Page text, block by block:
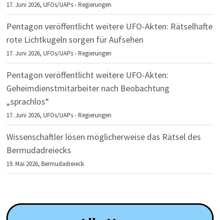
17. Juni 2026,UFOs/UAPs - Regierungen
Pentagon veröffentlicht weitere UFO-Akten: Rätselhafte
rote Lichtkugeln sorgen für Aufsehen
17. Juni 2026,UFOs/UAPs - Regierungen
Pentagon veröffentlicht weitere UFO-Akten:
Geheimdienstmitarbeiter nach Beobachtung
„sprachlos“
17. Juni 2026,UFOs/UAPs - Regierungen
Wissenschaftler lösen möglicherweise das Rätsel des
Bermudadreiecks
19. Mai 2026,Bermudadreieck